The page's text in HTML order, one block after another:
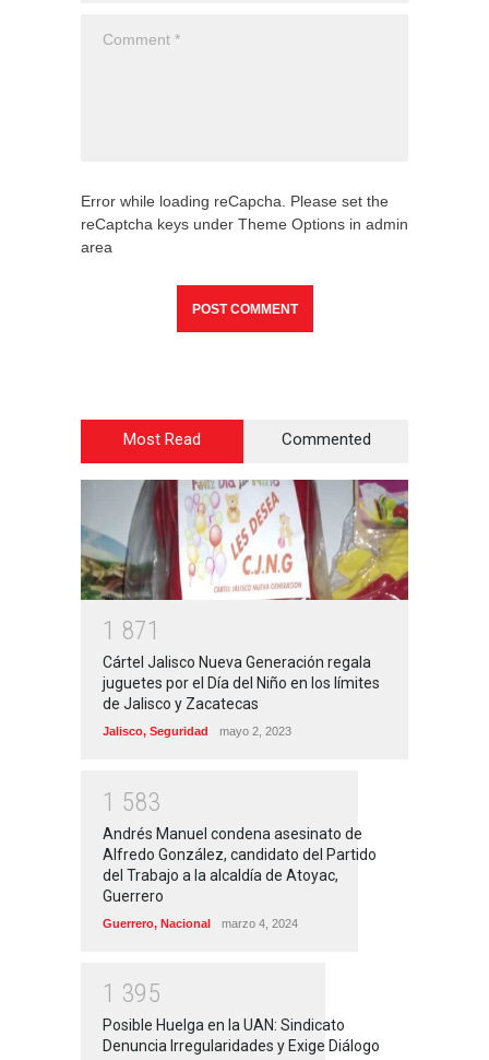
Error while loading reCapcha. Please set the
reCaptcha keys under Theme Options in admin
area
Most Read Commented
1 871
Cártel Jalisco Nueva Generación regala
juguetes por el Día del Niño en los límites
de Jalisco y Zacatecas
Jalisco, Seguridad mayo 2, 2023
1 583
Andrés Manuel condena asesinato de
Alfredo González, candidato del Partido
del Trabajo a la alcaldía de Atoyac,
Guerrero
Guerrero, Nacional marzo 4, 2024
1 395
Posible Huelga en la UAN: Sindicato
Denuncia Irregularidades y Exige Diálogo